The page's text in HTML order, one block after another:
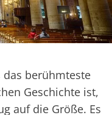
das berühmteste
Geschichte ist,
auf die Größe. Es